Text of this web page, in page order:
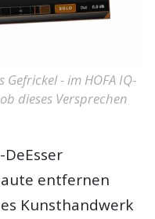
- im HOFA IQ-
dieses Versprechen
DeEsser
entfernen
Kunsthandwerk